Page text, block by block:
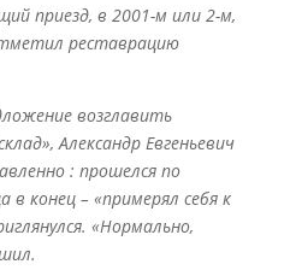
приезд, в 2001-м или 2-м,
реставрацию
возглавить
Александр Евгеньевич
: прошелся по
в конец – «примерял себя к
«Нормально,